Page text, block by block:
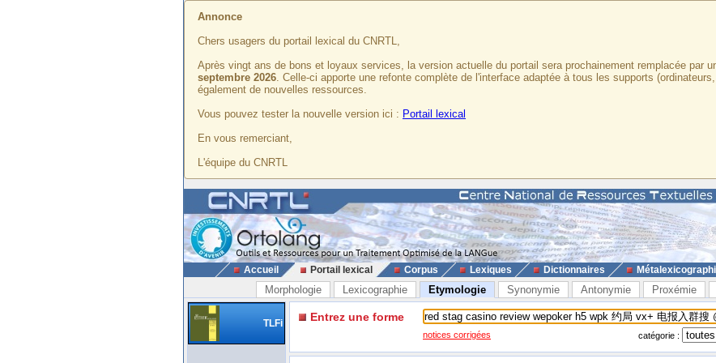
Annonce
Chers usagers du portail lexical du CNRTL,
Après vingt ans de bons et loyaux services, la version actuelle du portail sera prochainement remplacée par
septembre 2026. Celle-ci apporte une refonte complète de l'interface adaptée à tous les supports
également de nouvelles ressources.
Vous pouvez tester la nouvelle version ici : Portail lexical
En vous remerciant,
L'équipe du CNRTL
Accueil Portail lexical Corpus Lexiques Dictionnaires
Morphologie Lexicographie Etymologie Synonymie Antonymie Proxémie
TLFi Entrez une forme
notices corrigées catégorie :